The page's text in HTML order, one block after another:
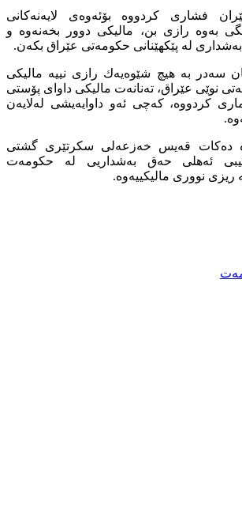
فشارى كردووه‌ بۆئه‌وه‌ى لایه‌نه‌كانى
به‌وه‌ رازى بن، مالیكى دوور بخه‌نه‌وه‌ و
له‌ پێكهێنانى حكومه‌تى عێراق بكه‌ن.
سه‌در به‌ هیچ شێوه‌یه‌ك رازى نییه‌ مالیكى
نوێى عێراق، ته‌نانه‌ت مالیكى داواى پۆستى
كردووه‌، كه‌چى ئه‌و داوایه‌یشى له‌لایه‌ن
ده‌كات قه‌یس خه‌زعه‌لى سكرتێرى گشتى
ئه‌هلى حه‌ق به‌شداریى له‌ حكومه‌ت
ریزى نوورى مالیكییه‌وه‌.